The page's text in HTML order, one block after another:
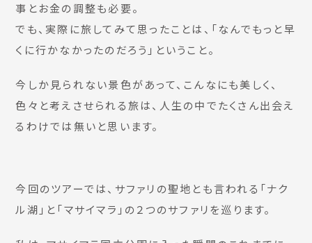
事とお金の調整も必要。
でも、実際に旅してみて思ったことは、「なんでもっと早
くに行かなかったのだろう」ということ。
今しか見られない景色があって、こんなにも美しく、
色々と考えさせられる旅は、人生の中でたくさん出会え
るわけでは無いと思います。
今回のツアーでは、サファリの聖地とも言われる「ナク
ル湖」と「マサイマラ」の２つのサファリを巡ります。